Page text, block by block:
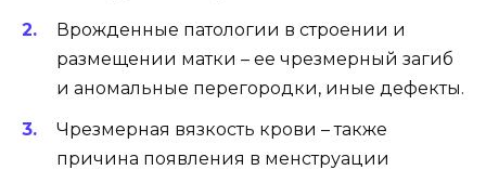
Врожденные патологии в строении и
размещении матки – ее чрезмерный загиб
и аномальные перегородки, иные дефекты.
Чрезмерная вязкость крови – также
причина появления в менструации